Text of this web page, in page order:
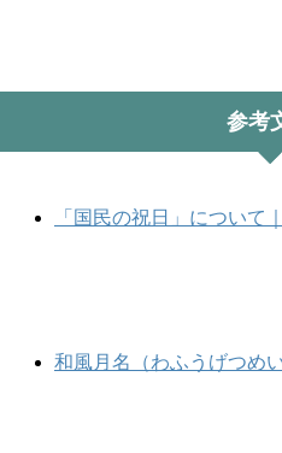
参考
「国民の祝日」について
和風月名（わふうげつめい